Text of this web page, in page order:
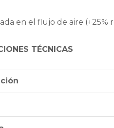
en el flujo de aire (+25%
TÉCNICAS